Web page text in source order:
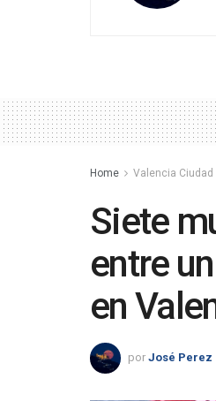
Home Valencia Ciudad
Siete
entre
en
por José Perez